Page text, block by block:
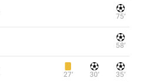
75‎’‎
58‎’‎
27‎’‎ 30‎’‎ 35‎’‎